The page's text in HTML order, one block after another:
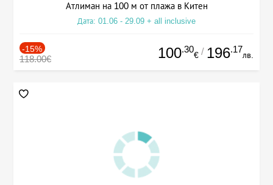
Атлиман на 100 м от плажа в Китен
Дата: 01.06 - 29.09 + all inclusive
-15%
118.00€ 100.30
€ / 196.17
лв.